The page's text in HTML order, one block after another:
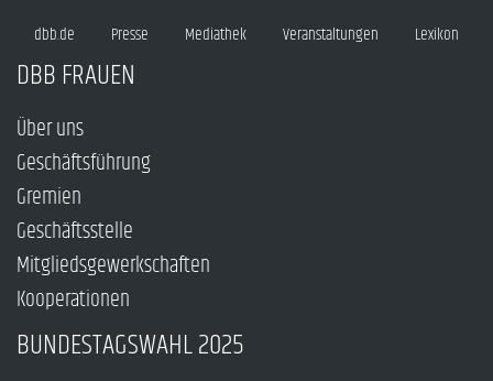
dbb.de Presse Mediathek Veranstaltungen Lexikon
DBB FRAUEN
Über uns
Geschäftsführung
Gremien
Geschäftsstelle
Mitgliedsgewerkschaften
Kooperationen
BUNDESTAGSWAHL 2025